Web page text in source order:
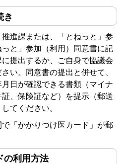
き
進課または、「とねっと」参
と」参加（利用）同意書に記
提出するか、ご自身で協議会
い。同意書の提出と併せて、
日が確認できる書類（マイナ
、保険証など）を提示（郵送
てください。
「かかりつけ医カード」が郵
の利用方法